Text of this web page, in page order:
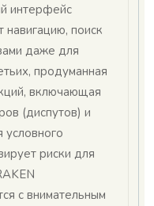
интерфейс
поиск
даже для
продуманная
включающая
(диспутов) и
условного
риски для
с внимательным